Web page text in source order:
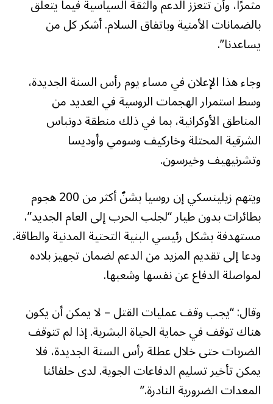
مثمرًا، وأن تتعزز الدعم والثقة السياسية فيما يتعلق
بالضمانات الأمنية وباتفاق السلام. أشكر كل من
يساعدنا”.
وجاء هذا الإعلان في مساء يوم رأس السنة الجديدة،
وسط استمرار الهجمات الروسية في العديد من
المناطق الأوكرانية، بما في ذلك منطقة دونباس
الشرقية المحتلة وخاركيف وسومي وأوديسا
وتشرنيهيف وخيرسون.
ويتهم زيلينسكي إن روسيا بشنّ أكثر من 200 هجوم
بطائرات بدون طيار “لجلب الحرب إلى العام الجديد”،
مستهدفة بشكل رئيسي البنية التحتية المدنية والطاقة.
ودعا إلى تقديم المزيد من الدعم لضمان تجهيز بلاده
لمواصلة الدفاع عن نفسها وشعبها.
وقال: “يجب وقف عمليات القتل – لا يمكن أن يكون
هناك توقف في حماية الحياة البشرية. إذا لم تتوقف
الضربات حتى خلال عطلة رأس السنة الجديدة، فلا
يمكن تأخير تسليم الدفاعات الجوية. لدى حلفائنا
المعدات الضرورية النادرة.”